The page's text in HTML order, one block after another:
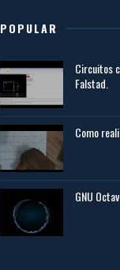
POPULAR
Circuitos
Falstad.
Como
GNU